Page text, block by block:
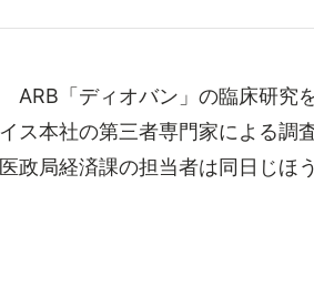
ARB「ディオバン」の臨床研究
イス本社の第三者専門家による調
医政局経済課の担当者は同日じほ